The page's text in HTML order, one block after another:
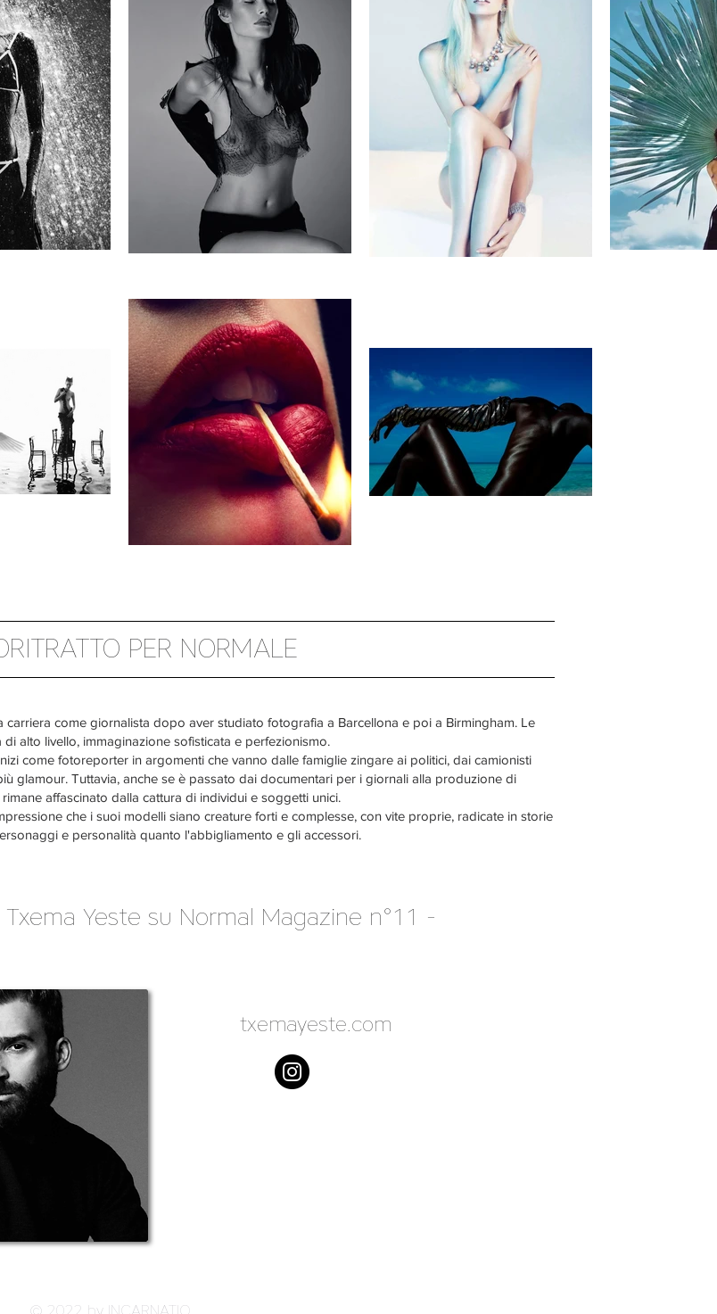
PER NORMALE
carriera come giornalista dopo aver studiato fotografia a Barcellona e poi a Birmingham. Le
alto livello, immaginazione sofisticata e perfezionismo.
come fotoreporter in argomenti che vanno dalle famiglie zingare ai politici, dai camionisti
glamour. Tuttavia, anche se è passato dai documentari per i giornali alla produzione di
affascinato dalla cattura di individui e soggetti unici.
che i suoi modelli siano creature forti e complesse, con vite proprie, radicate in storie
e personalità quanto l'abbigliamento e gli accessori.
Yeste su Normal Magazine n°11 -
txemayeste.com